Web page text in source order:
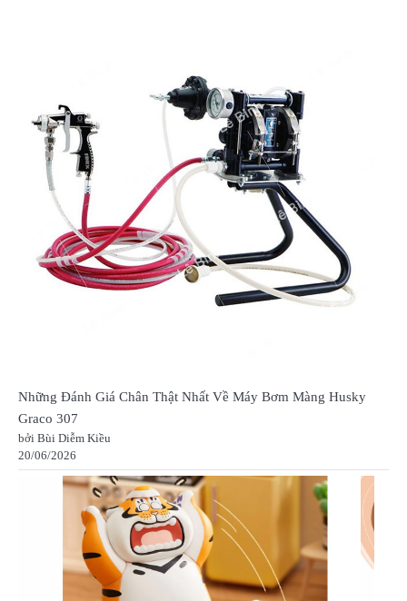
Những Đánh Giá Chân Thật Nhất Về Máy Bơm Màng Husky
Graco 307
bởi Bùi Diễm Kiều
20/06/2026